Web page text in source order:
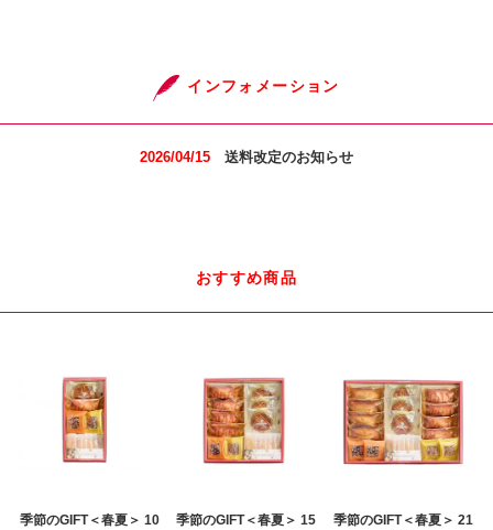
インフォメーション
2026/04/15 送料改定のお知らせ
おすすめ商品
季節のGIFT＜春夏＞ 10
季節のGIFT＜春夏＞ 15
季節のGIFT＜春夏＞ 21